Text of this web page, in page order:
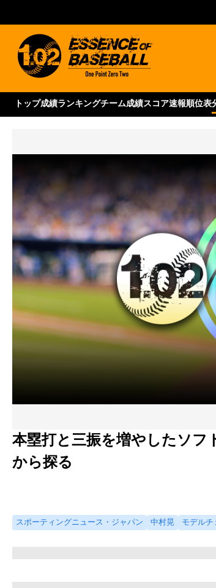
トップ成績ランキングチーム成績スコア速報順位表
本塁打と三振を増やしたソフ
から探る
スポーティングニュース・ジャパン 中村晃 モデルチ